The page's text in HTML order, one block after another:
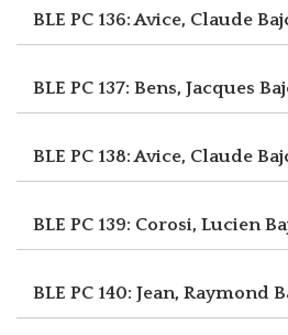
BLE PC 136: Avice, Claude
BLE PC 137: Bens, Jacques
BLE PC 138: Avice, Claude
BLE PC 139: Corosi, Lucien
BLE PC 140: Jean, Raymond